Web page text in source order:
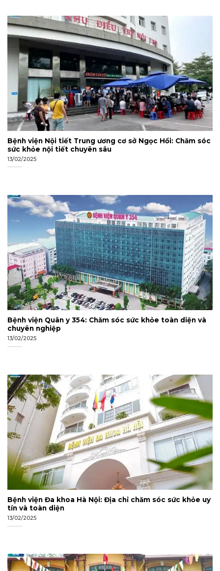
Bệnh viện Nội tiết Trung ương cơ sở Ngọc Hồi: Chăm sóc
sức khỏe nội tiết chuyên sâu
13/02/2025
Bệnh viện Quân y 354: Chăm sóc sức khỏe toàn diện và
chuyên nghiệp
13/02/2025
Bệnh viện Đa khoa Hà Nội: Địa chỉ chăm sóc sức khỏe uy
tín và toàn diện
13/02/2025